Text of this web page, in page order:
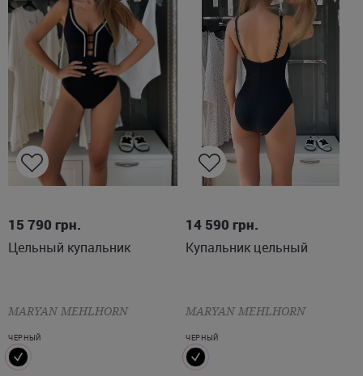
15 790 грн.
Цельный купальник
MARYAN MEHLHORN
ЧЕРНЫЙ
14 590 грн.
Купальник цельный
MARYAN MEHLHORN
ЧЕРНЫЙ